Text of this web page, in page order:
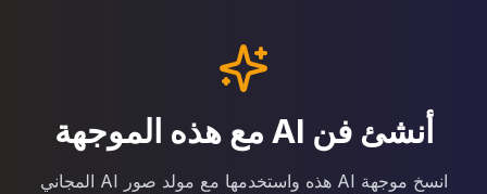
أنشئ فن AI مع هذه الموجهة
انسخ موجهة AI هذه واستخدمها مع مولد صور AI المجاني